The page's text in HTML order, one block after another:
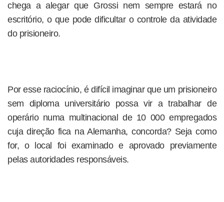
chega a alegar que Grossi nem sempre estará no
escritório, o que pode dificultar o controle da atividade
do prisioneiro.
Por esse raciocínio, é difícil imaginar que um prisioneiro
sem diploma universitário possa vir a trabalhar de
operário numa multinacional de 10 000 empregados
cuja direção fica na Alemanha, concorda? Seja como
for, o local foi examinado e aprovado previamente
pelas autoridades responsáveis.